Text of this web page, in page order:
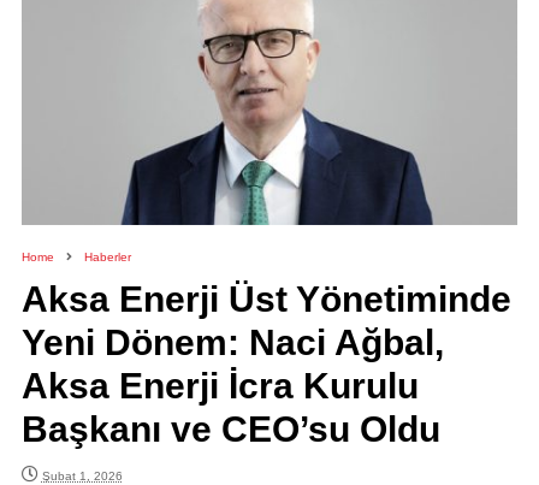
Home Haberler
Aksa Enerji Üst Yönetiminde
Yeni Dönem: Naci Ağbal,
Aksa Enerji İcra Kurulu
Başkanı ve CEO’su Oldu
Şubat 1, 2026